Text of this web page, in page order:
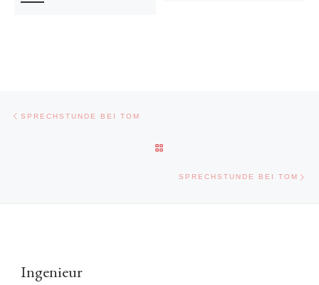
Beitragsnavigation
SPRECHSTUNDE BEI TOM
SPRECHSTUNDE BEI TOM
Ingenieur